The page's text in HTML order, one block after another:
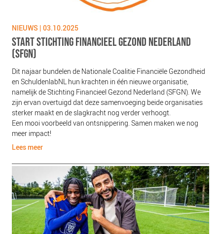
NIEUWS | 03.10.2025
START STICHTING FINANCIEEL GEZOND NEDERLAND
(SFGN)
Dit najaar bundelen de Nationale Coalitie Financiële Gezondheid
en SchuldenlabNL hun krachten in één nieuwe organisatie,
namelijk de Stichting Financieel Gezond Nederland (SFGN). We
zijn ervan overtuigd dat deze samenvoeging beide organisaties
sterker maakt en de slagkracht nog verder verhoogt.
Een mooi voorbeeld van ontsnippering. Samen maken we nog
meer impact!
Lees meer